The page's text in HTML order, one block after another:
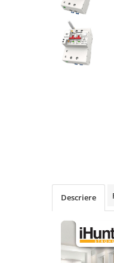
Oală sub Presiune
Gătit cu Aburi
Mașini de Spălat Vase
Mașini de Spălat Rufe
Roboți Curătenie
Roboți Aspirator
Roboți Geamuri
Descriere